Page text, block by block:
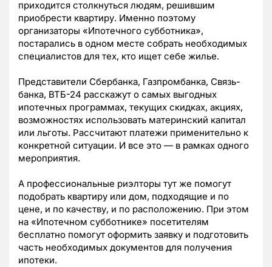
приходится столкнуться людям, решившим
приобрести квартиру. Именно поэтому
организаторы «Ипотечного субботника»,
постарались в одном месте собрать необходимых
специалистов для тех, кто ищет себе жилье.
Представители Сбербанка, Газпромбанка, Связь-
банка, ВТБ-24 расскажут о самых выгодных
ипотечных программах, текущих скидках, акциях,
возможностях использовать материнский капитал
или льготы. Рассчитают платежи применительно к
конкретной ситуации. И все это — в рамках одного
мероприятия.
А профессиональные риэлторы тут же помогут
подобрать квартиру или дом, подходящие и по
цене, и по качеству, и по расположению. При этом
на «Ипотечном субботнике» посетителям
бесплатно помогут оформить заявку и подготовить
часть необходимых документов для получения
ипотеки.